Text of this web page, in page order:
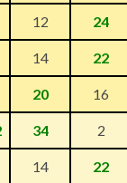
12 24
14 22
20 16
34 2
14 22